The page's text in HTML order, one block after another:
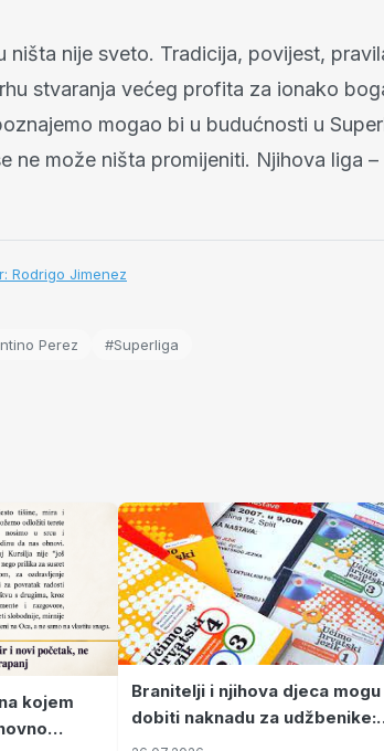
ništa nije sveto. Tradicija, povijest,
stvaranja većeg profita za ionako
mogao bi u budućnosti u
ne može ništa promijeniti. Njihova liga –
Rodrigo Jimenez
Perez #Superliga
kojem
Branitelji i njihova djeca mogu
dobiti naknadu za udžbenike:
zahtjevi se podnose do 31.